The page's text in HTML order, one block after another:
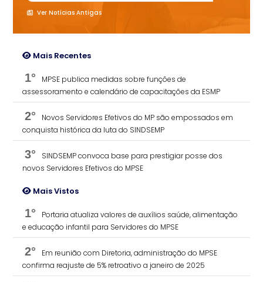
Ver Notícias Antigas
Mais Recentes
1°
MPSE publica medidas sobre funções de
assessoramento e calendário de capacitações da ESMP
2°
Novos Servidores Efetivos do MP são empossados em
conquista histórica da luta do SINDSEMP
3°
SINDSEMP convoca base para prestigiar posse dos
novos Servidores Efetivos do MPSE
Mais Vistos
1°
Portaria atualiza valores de auxílios saúde, alimentação
e educação infantil para Servidores do MPSE
2°
Em reunião com Diretoria, administração do MPSE
confirma reajuste de 5% retroativo a janeiro de 2025